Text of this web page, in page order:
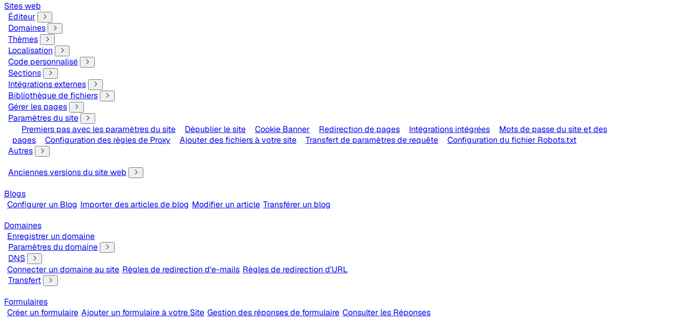
Sites web
Éditeur
Domaines
Thèmes
Localisation
Code personnalisé
Sections
Intégrations externes
Bibliothèque de fichiers
Gérer les pages
Paramètres du site
Premiers pas avec les paramètres du site
Dépublier le site Cookie Banner Redirection de pages Intégrations intégrées
Mots de passe du site et des
pages
Configuration des règles de Proxy Ajouter des fichiers à votre site Transfert de paramètres de requête
Configuration du fichier Robots.txt
Autres
Anciennes versions du site web
Blogs
Configurer un Blog Importer des articles de blog Modifier un article Transférer un blog
Domaines
Enregistrer un domaine
Paramètres du domaine
DNS
Connecter un domaine au site Règles de redirection d'e-mails Règles de redirection d'URL
Transfert
Formulaires
Créer un formulaire Ajouter un formulaire à votre Site Gestion des réponses de formulaire Consulter les Réponses